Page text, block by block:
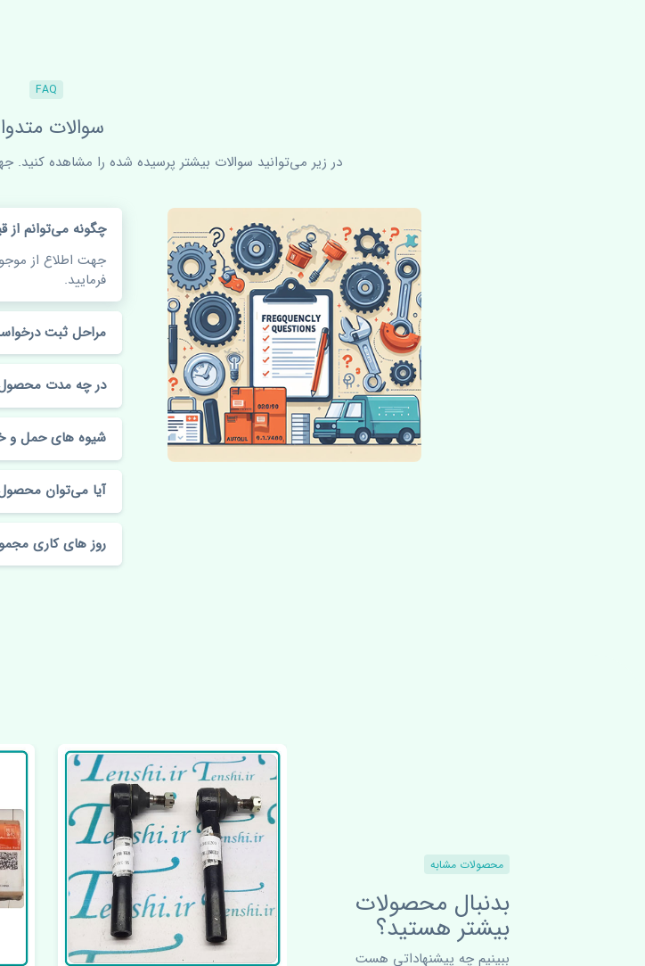
FAQ
سوالات
در زیر می‌توانید سوالات بیشتر پرسیده شده را مشاهده کنید.
چگونه می‌توانم
جهت اطلاع از
فرمایید.
مراحل ثبت
در چه مدت
شیوه های حمل و
آیا می‌توان
روز های کاری
محصولات مشابه
بدنبال محصولات
بیشتر هستید؟
ببینیم چه پیشنهاداتی هست